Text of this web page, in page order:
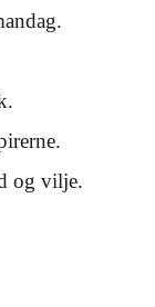
og vilje.